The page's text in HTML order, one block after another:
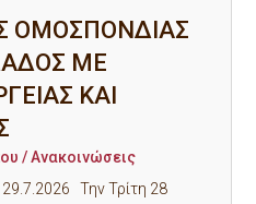
ΟΜΟΣΠΟΝΔΙΑΣ
ΜΕ
ΚΑΙ
/ Ανακοινώσεις
Την Τρίτη 28